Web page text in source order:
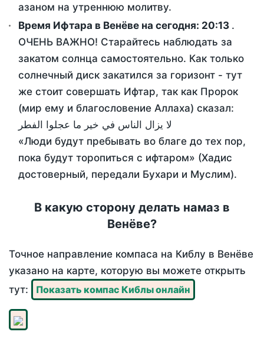
азаном на утреннюю молитву.
Время Ифтара в Венёве на сегодня: 20:13 .
ОЧЕНЬ ВАЖНО! Старайтесь наблюдать за
закатом солнца самостоятельно. Как только
солнечный диск закатился за горизонт - тут
же стоит совершать Ифтар, так как Пророк
(мир ему и благословение Аллаха) сказал:
لا يزال الناس في خير ما عجلوا الفطر
«Люди будут пребывать во благе до тех пор,
пока будут торопиться с ифтаром» (Хадис
достоверный, передали Бухари и Муслим).
В какую сторону делать намаз в
Венёве?
Точное направление компаса на Киблу в Венёве
указано на карте, которую вы можете открыть
тут:
Показать компас Киблы онлайн